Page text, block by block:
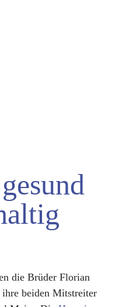
die Brüder Florian
beiden Mitstreiter